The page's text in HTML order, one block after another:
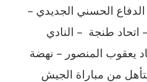
الحسني الجديدي –
اتحاد طنجة – النادي
يعقوب المنصور – نهضة
من مباراة الجيش